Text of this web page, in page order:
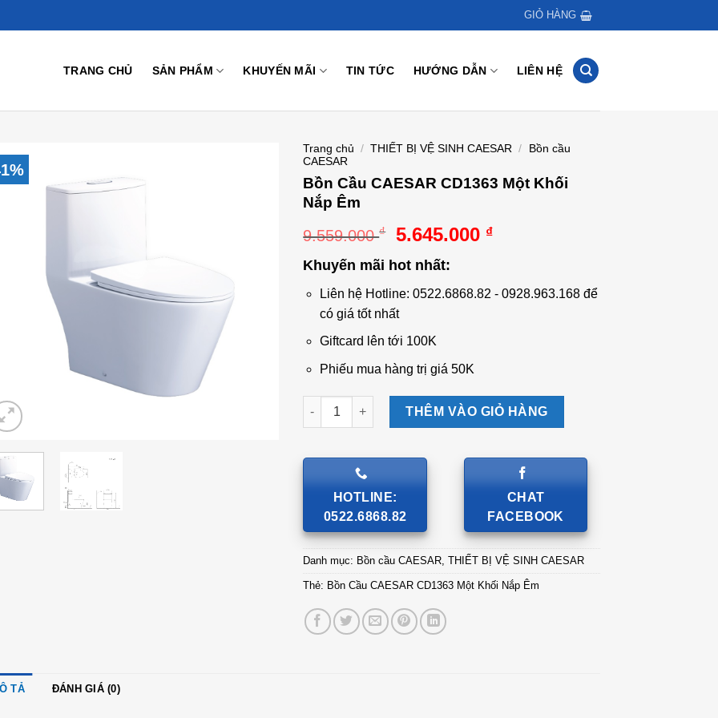
GIỎ HÀNG
TRANG CHỦ SẢN PHẨM KHUYẾN MÃI TIN TỨC HƯỚNG DẪN LIÊN HỆ
Trang chủ / THIẾT BỊ VỆ SINH CAESAR /
Bồn cầu
CAESAR
Bồn Cầu CAESAR CD1363 Một Khối
Nắp Êm
9.559.000₫
Giá
là:
9.559.000 ₫.
5.645.000 ₫Giá
là:
Khuyến mãi hot nhất:
Liên hệ Hotline: 0522.6868.82 - 0928.963.168 để
có giá tốt nhất
Giftcard lên tới 100K
Phiếu mua hàng trị giá 50K
Bồn Cầu CAESAR CD1363 Một Khối Nắp Êm số lượng
THÊM VÀO GIỎ HÀNG
HOTLINE:
0522.6868.82
CHAT
FACEBOOK
Danh mục: Bồn cầu CAESAR,THIẾT BỊ VỆ SINH CAESAR
Thẻ: Bồn Cầu CAESAR CD1363 Một Khối Nắp Êm
TẢ ĐÁNH GIÁ (0)